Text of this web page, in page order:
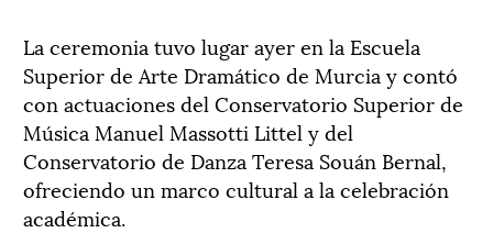
La ceremonia tuvo lugar ayer en la Escuela
Superior de Arte Dramático de Murcia y contó
con actuaciones del Conservatorio Superior de
Música Manuel Massotti Littel y del
Conservatorio de Danza Teresa Souán Bernal,
ofreciendo un marco cultural a la celebración
académica.